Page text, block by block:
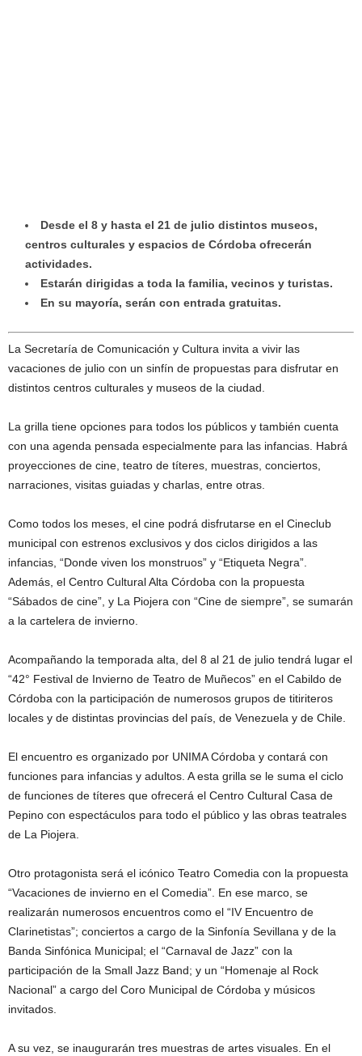
Desde el 8 y hasta el 21 de julio distintos museos,
centros culturales y espacios de Córdoba ofrecerán
actividades.
Estarán dirigidas a toda la familia, vecinos y turistas.
En su mayoría, serán con entrada gratuitas.
La Secretaría de Comunicación y Cultura invita a vivir las
vacaciones de julio con un sinfín de propuestas para disfrutar en
distintos centros culturales y museos de la ciudad.
La grilla tiene opciones para todos los públicos y también cuenta
con una agenda pensada especialmente para las infancias. Habrá
proyecciones de cine, teatro de títeres, muestras, conciertos,
narraciones, visitas guiadas y charlas, entre otras.
Como todos los meses, el cine podrá disfrutarse en el Cineclub
municipal con estrenos exclusivos y dos ciclos dirigidos a las
infancias, “Donde viven los monstruos” y “Etiqueta Negra”.
Además, el Centro Cultural Alta Córdoba con la propuesta
“Sábados de cine”, y La Piojera con “Cine de siempre”, se sumarán
a la cartelera de invierno.
Acompañando la temporada alta, del 8 al 21 de julio tendrá lugar el
“42° Festival de Invierno de Teatro de Muñecos” en el Cabildo de
Córdoba con la participación de numerosos grupos de titiriteros
locales y de distintas provincias del país, de Venezuela y de Chile.
El encuentro es organizado por UNIMA Córdoba y contará con
funciones para infancias y adultos. A esta grilla se le suma el ciclo
de funciones de títeres que ofrecerá el Centro Cultural Casa de
Pepino con espectáculos para todo el público y las obras teatrales
de La Piojera.
Otro protagonista será el icónico Teatro Comedia con la propuesta
“Vacaciones de invierno en el Comedia”. En ese marco, se
realizarán numerosos encuentros como el “IV Encuentro de
Clarinetistas”; conciertos a cargo de la Sinfonía Sevillana y de la
Banda Sinfónica Municipal; el “Carnaval de Jazz” con la
participación de la Small Jazz Band; y un “Homenaje al Rock
Nacional” a cargo del Coro Municipal de Córdoba y músicos
invitados.
A su vez, se inaugurarán tres muestras de artes visuales. En el